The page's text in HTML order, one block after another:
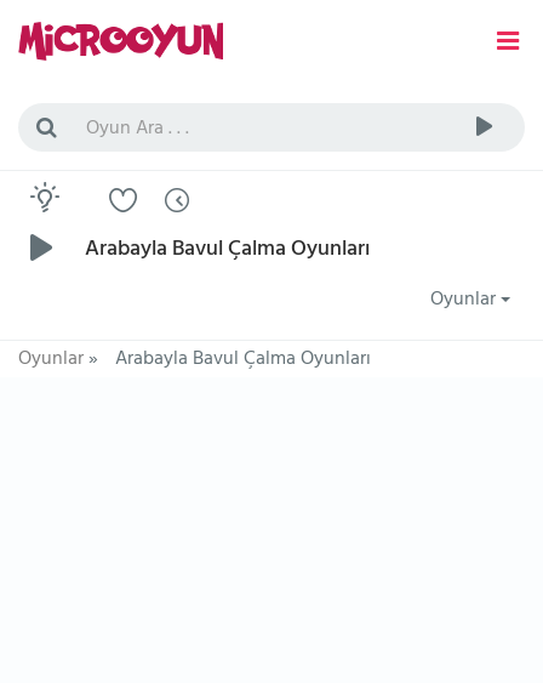
Arabayla Bavul Çalma Oyunları
Oyunlar
Oyunlar» Arabayla Bavul Çalma Oyunları